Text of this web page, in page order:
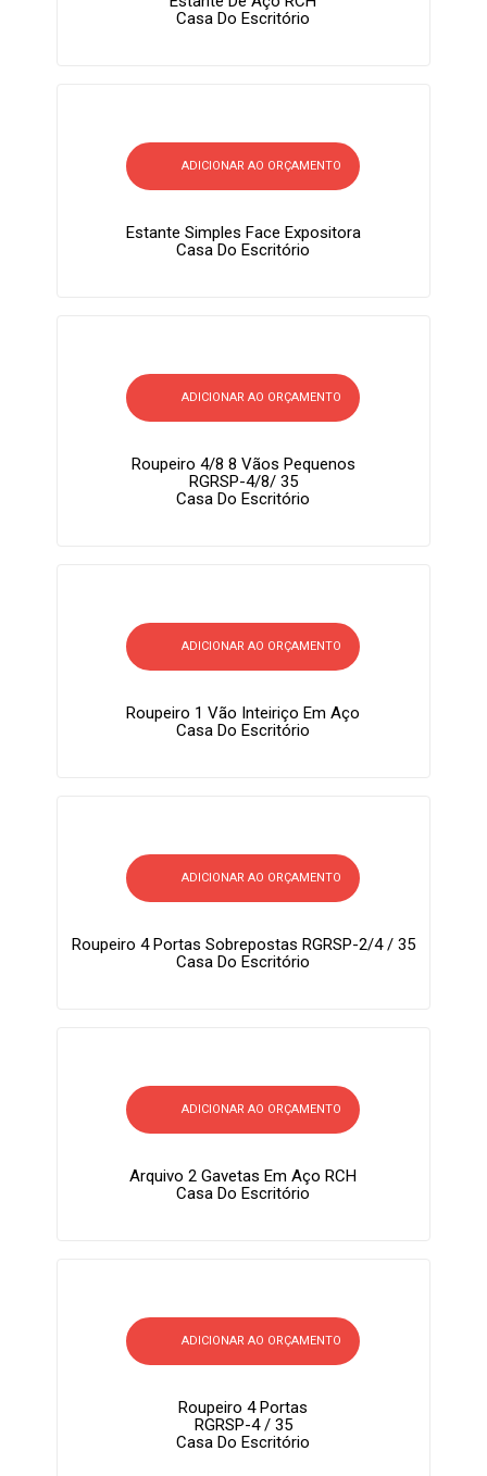
Casa Do Escritório
ADICIONAR AO ORÇAMENTO
Estante Simples Face Expositora
Casa Do Escritório
ADICIONAR AO ORÇAMENTO
Roupeiro 4/8 8 Vãos Pequenos
RGRSP-4/8/ 35
Casa Do Escritório
ADICIONAR AO ORÇAMENTO
Roupeiro 1 Vão Inteiriço Em Aço
Casa Do Escritório
ADICIONAR AO ORÇAMENTO
Roupeiro 4 Portas Sobrepostas RGRSP-2/4 / 35
Casa Do Escritório
ADICIONAR AO ORÇAMENTO
Arquivo 2 Gavetas Em Aço RCH
Casa Do Escritório
ADICIONAR AO ORÇAMENTO
Roupeiro 4 Portas
RGRSP-4 / 35
Casa Do Escritório